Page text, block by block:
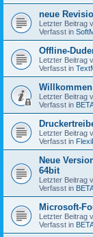
neue
Letzter Beitrag
Verfasst in
Offline-
Letzter Beitrag
Verfasst in
Letzter Beitrag
Verfasst in
Letzter Beitrag
Verfasst in
Neue
64bit
Letzter Beitrag
Verfasst in
Microsoft-
Letzter Beitrag
Verfasst in